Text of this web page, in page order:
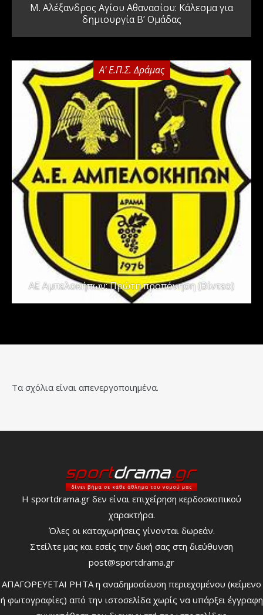
Μ. Αλέξανδρος Αγίου Αθανασίου: Κάλεσμα για
δημιουργία Β’ Ομάδας
Α' Ε.Π.Σ. Δράμας 0
ΑΕ Αμπελοκήπων: Πρώτη προπόνηση (Βίντεο)
Τα σχόλια είναι απενεργοποιημένα.
Η sportdrama.gr δεν είναι επιχείρηση κερδοσκοπικού
χαρακτήρα.
Όλες οι καταχωρήσεις γίνονται δωρεάν.
Στείλτε μας και εσείς την δική σας στη διεύθυνση
post@sportdrama.gr
ΑΠΑΓΟΡΕΥΕΤΑΙ ΡΗΤΑ η αναδημοσίευση περιεχομένου (κείμενο
ή φωτογραφίες) από την ιστοσελίδα χωρίς να υπάρξει έγγραφη